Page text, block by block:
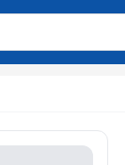
2 simvol yazın.